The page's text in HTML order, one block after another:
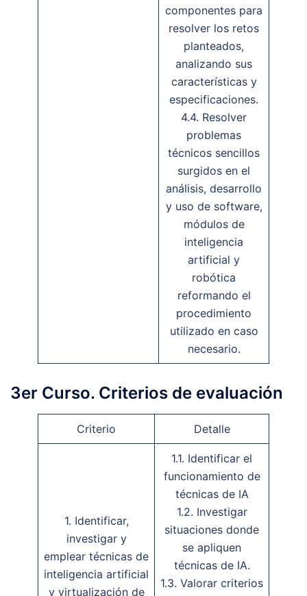
componentes para
resolver los retos
planteados,
analizando sus
características y
especificaciones.
4.4. Resolver
problemas
técnicos sencillos
surgidos en el
análisis, desarrollo
y uso de software,
módulos de
inteligencia
artificial y
robótica
reformando el
procedimiento
utilizado en caso
necesario.
3er Curso. Criterios de evaluación
Criterio Detalle
1. Identificar,
investigar y
emplear técnicas de
inteligencia artificial
y virtualización de
1.1. Identificar el
funcionamiento de
técnicas de IA
1.2. Investigar
situaciones donde
se apliquen
técnicas de IA.
1.3. Valorar criterios